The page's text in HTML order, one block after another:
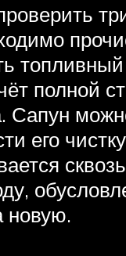
полной
Сапун
его
новую.